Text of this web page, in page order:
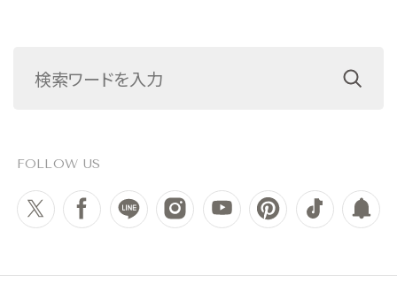
FOLLOW US